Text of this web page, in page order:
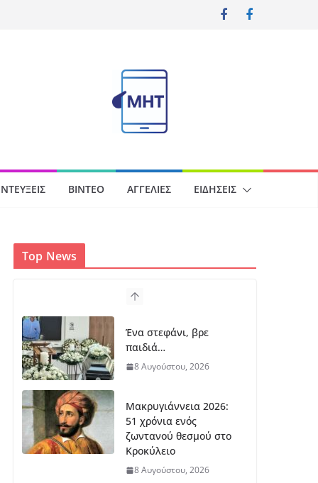
ΒΊΝΤΕΟ ΑΓΓΕΛΊΕΣ ΕΙΔΉΣΕΙΣ
Top News
Ένα στεφάνι, βρε
παιδιά…
8 Αυγούστου, 2026
Μακρυγιάννεια 2026:
51 χρόνια ενός
ζωντανού θεσμού στο
Κροκύλειο
8 Αυγούστου, 2026